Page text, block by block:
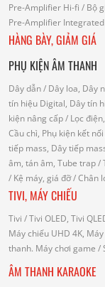
Pre-Amplifier Hi-fi / Bộ
Pre-Amplifier
HÀNG BÀY, GIẢM GIÁ
PHỤ KIỆN ÂM THANH
Dây dẫn/ Dây loa, Dây
tín hiệu Digital, Dây tín
kiện nâng cấp/ Lọc
Cầu chì, Phụ kiện kết
tiếp mass, Dây tiếp
âm, tán âm, Tube trap/
/ Kệ máy, giá đỡ/ Chân
TIVI, MÁY CHIẾU
Tivi / Tivi OLED, Tivi
Máy chiếu UHD 4K,
thanh. Máy chơi game /
ÂM THANH KARAOKE